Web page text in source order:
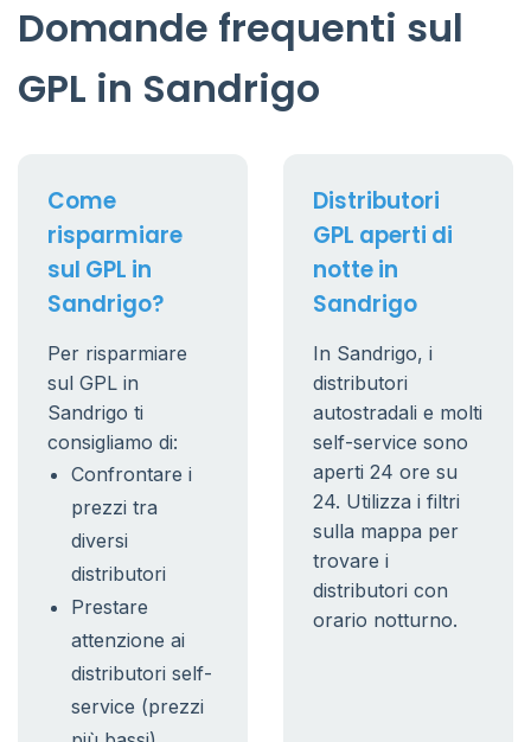
Domande frequenti sul
GPL in Sandrigo
Come
risparmiare
sul GPL in
Sandrigo?
Per risparmiare
sul GPL in
Sandrigo ti
consigliamo di:
Confrontare i
prezzi tra
diversi
distributori
Prestare
attenzione ai
distributori self-
service (prezzi
Distributori
GPL aperti di
notte in
Sandrigo
In Sandrigo, i
distributori
autostradali e molti
self-service sono
aperti 24 ore su
24. Utilizza i filtri
sulla mappa per
trovare i
distributori con
orario notturno.